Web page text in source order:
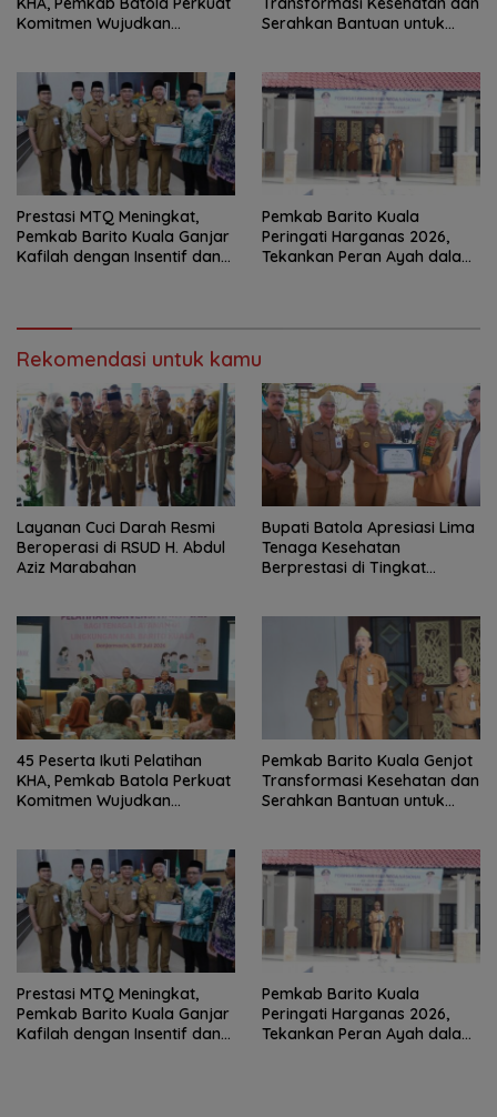
Komitmen Wujudkan
Serahkan Bantuan untuk
Prestasi MTQ Meningkat,
Pemkab Barito Kuala Ganjar
Kafilah dengan Insentif dan
Pemkab Barito Kuala
Peringati Harganas 2026,
Tekankan Peran Ayah dalam
Rekomendasi untuk kamu
Layanan Cuci Darah Resmi
Beroperasi di RSUD H. Abdul
Aziz Marabahan
Bupati Batola Apresiasi Lima
Tenaga Kesehatan
Berprestasi di Tingkat
45 Peserta Ikuti Pelatihan
KHA, Pemkab Batola Perkuat
Komitmen Wujudkan
Pemkab Barito Kuala Genjot
Transformasi Kesehatan dan
Serahkan Bantuan untuk
Prestasi MTQ Meningkat,
Pemkab Barito Kuala Ganjar
Kafilah dengan Insentif dan
Pemkab Barito Kuala
Peringati Harganas 2026,
Tekankan Peran Ayah dalam